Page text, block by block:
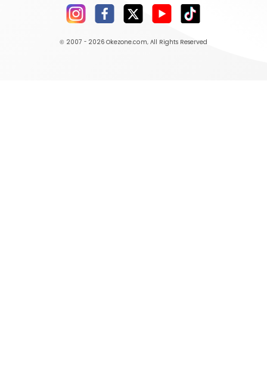
© 2007 - 2026 Okezone.com, All Rights Reserved